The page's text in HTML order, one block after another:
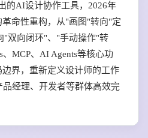
的AI设计协作工具，2026年
命性重构，从"画图"转向"定
"双向闭环"、"手动操作"转
MCP、AI Agents等核心功
界，重新定义设计师的工作
经理、开发者等群体高效完